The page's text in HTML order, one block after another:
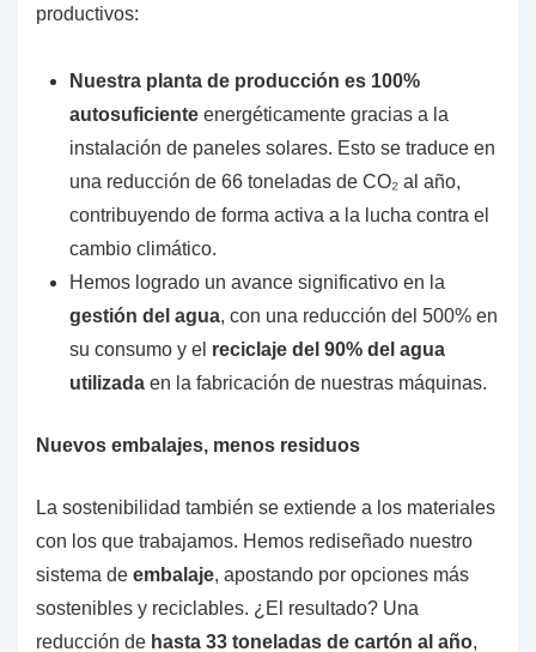
productivos:
Nuestra planta de producción es 100%
autosuficiente energéticamente gracias a la
instalación de paneles solares. Esto se traduce en
una reducción de 66 toneladas de CO₂ al año,
contribuyendo de forma activa a la lucha contra el
cambio climático.
Hemos logrado un avance significativo en la
gestión del agua, con una reducción del 500% en
su consumo y el reciclaje del 90% del agua
utilizada en la fabricación de nuestras máquinas.
Nuevos embalajes, menos residuos
La sostenibilidad también se extiende a los materiales
con los que trabajamos. Hemos rediseñado nuestro
sistema de embalaje, apostando por opciones más
sostenibles y reciclables. ¿El resultado? Una
reducción de hasta 33 toneladas de cartón al año,